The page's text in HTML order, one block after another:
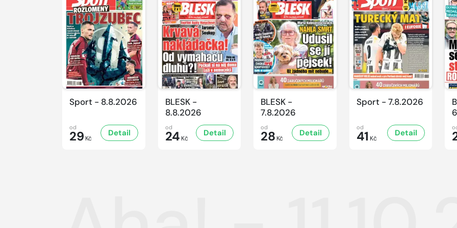
Sport - 8.8.2026
od
29 Kč
Detail
BLESK -
8.8.2026
od
24 Kč
Detail
BLESK -
7.8.2026
od
28 Kč
Detail
Sport - 7.8.2026
od
41 Kč
Detail